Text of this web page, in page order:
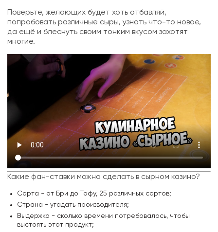
Поверьте, желающих будет хоть отбавляй,
попробовать различные сыры, узнать что-то новое,
да ещё и блеснуть своим тонким вкусом захотят
многие.
Какие фан-ставки можно сделать в сырном казино?
Сорта - от Бри до Тофу, 25 различных сортов;
Страна - угадать производителя;
Выдержка - сколько времени потребовалось, чтобы
выстоять этот продукт;